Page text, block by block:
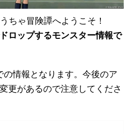
ちゃ冒険譚へようこそ！
ロップするモンスター情報で
情報となります。今後のア
更があるので注意してくださ